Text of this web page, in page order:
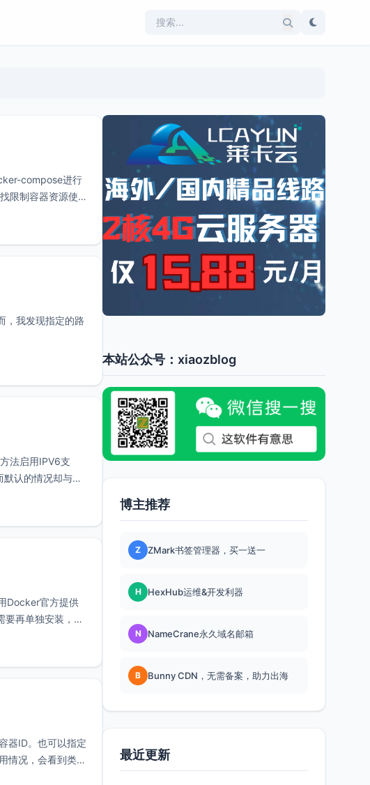
compose进行
限制容器资源使用
，我发现指定的路
法启用IPV6支
认的情况却与之
Docker官方提供
再单独安装，可
器ID。也可以指定
情况，会看到类似
本站公众号：xiaozblog
博主推荐
Z ZMark书签管理器，买一送一
H HexHub运维&开发利器
N NameCrane永久域名邮箱
B Bunny CDN，无需备案，助力出海
最近更新